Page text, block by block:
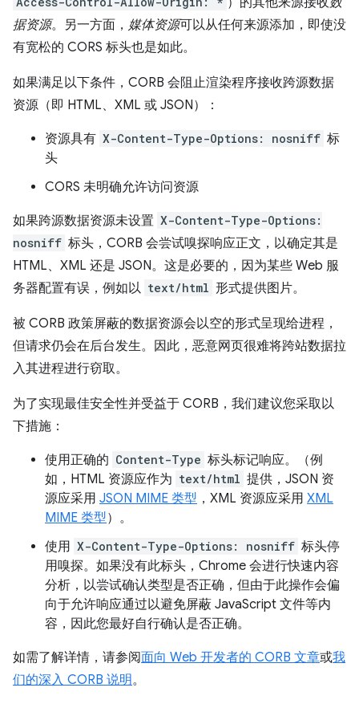
据资源。另一方面， 媒体资源可以从任何来源添加，即使没
有宽松的 CORS 标头也是如此。
如果满足以下条件，CORB 会阻止渲染程序接收跨源数据
资源（即 HTML、XML 或 JSON）：
资源具有 X-Content-Type-Options: nosniff 标
头
CORS 未明确允许访问资源
如果跨源数据资源未设置 X-Content-Type-Options:
nosniff 标头，CORB 会尝试嗅探响应正文，以确定其是
HTML、XML 还是 JSON。这是必要的，因为某些 Web 服
务器配置有误，例如以 text/html 形式提供图片。
被 CORB 政策屏蔽的数据资源会以空的形式呈现给进程，
但请求仍会在后台发生。因此，恶意网页很难将跨站数据拉
入其进程进行窃取。
为了实现最佳安全性并受益于 CORB，我们建议您采取以
下措施：
使用正确的 Content-Type 标头标记响应。（例
如，HTML 资源应作为 text/html 提供，JSON 资
源应采用 JSON MIME 类型 ，XML 资源应采用 XML
MIME 类型）。
使用 X-Content-Type-Options: nosniff 标头停
用嗅探。如果没有此标头，Chrome 会进行快速内容
分析，以尝试确认类型是否正确，但由于此操作会偏
向于允许响应通过以避免屏蔽 JavaScript 文件等内
容，因此您最好自行确认是否正确。
如需了解详情，请参阅面向 Web 开发者的 CORB 文章或我
们的深入 CORB 说明。